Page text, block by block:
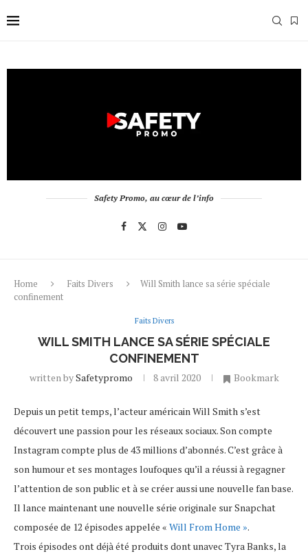
Safety Promo, au cœur de l’info
Home Faits Divers
Will Smith lance sa série spéciale
confinement
Faits Divers
WILL SMITH LANCE SA SÉRIE SPÉCIALE
CONFINEMENT
written bySafetypromo 8 avril 2020 Bookmark
Depuis un petit temps, l’acteur américain Will Smith s’est
découvert une passion pour les réseaux sociaux. Son compte
Instagram compte plus de 43 millions d’abonnés. C’est grâce à
son humour et ses montages loufoques qu’il a réussi à regagner
l’attention de son public et à se créer aussi une nouvelle fan base.
Il lance maintenant une nouvelle série originale sur Snapchat
composée de 12 épisodes appelée « Will From Home ».
Trois épisodes ont déjà été produits dont unavec Tyra Banks, la